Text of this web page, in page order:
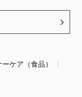
ケア（食品）